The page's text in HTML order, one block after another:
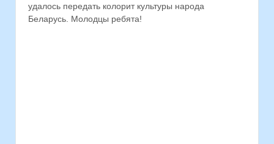
удалось передать колорит культуры народа
Беларусь. Молодцы ребята!